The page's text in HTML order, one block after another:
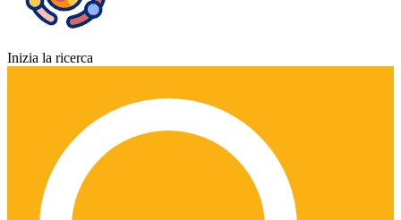
Inizia la ricerca